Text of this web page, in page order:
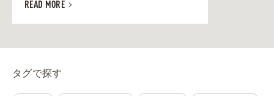
READ MORE
タグで探す